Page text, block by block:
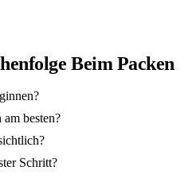
Beim Packen
besten?
Schritt?